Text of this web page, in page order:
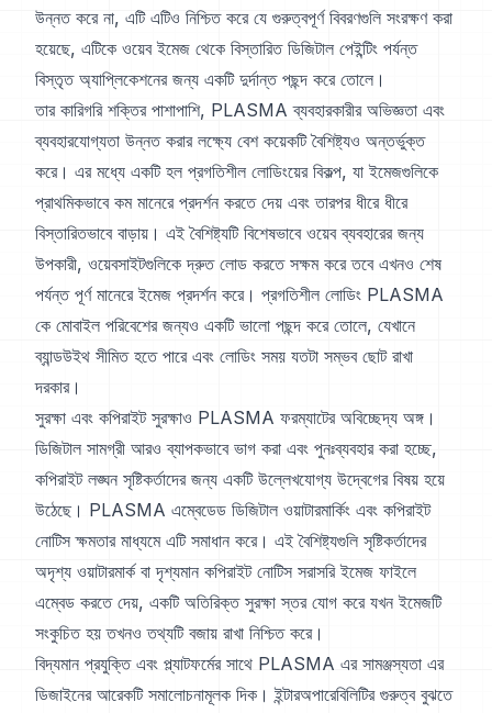
উন্নত করে না, এটি এটিও নিশ্চিত করে যে গুরুত্বপূর্ণ বিবরণগুলি সংরক্ষণ করা
হয়েছে, এটিকে ওয়েব ইমেজ থেকে বিস্তারিত ডিজিটাল পেইন্টিং পর্যন্ত
বিস্তৃত অ্যাপ্লিকেশনের জন্য একটি দুর্দান্ত পছন্দ করে তোলে।
তার কারিগরি শক্তির পাশাপাশি, PLASMA ব্যবহারকারীর অভিজ্ঞতা এবং
ব্যবহারযোগ্যতা উন্নত করার লক্ষ্যে বেশ কয়েকটি বৈশিষ্ট্যও অন্তর্ভুক্ত
করে। এর মধ্যে একটি হল প্রগতিশীল লোডিংয়ের বিকল্প, যা ইমেজগুলিকে
প্রাথমিকভাবে কম মানেরে প্রদর্শন করতে দেয় এবং তারপর ধীরে ধীরে
বিস্তারিতভাবে বাড়ায়। এই বৈশিষ্ট্যটি বিশেষভাবে ওয়েব ব্যবহারের জন্য
উপকারী, ওয়েবসাইটগুলিকে দ্রুত লোড করতে সক্ষম করে তবে এখনও শেষ
পর্যন্ত পূর্ণ মানেরে ইমেজ প্রদর্শন করে। প্রগতিশীল লোডিং PLASMA
কে মোবাইল পরিবেশের জন্যও একটি ভালো পছন্দ করে তোলে, যেখানে
ব্যান্ডউইথ সীমিত হতে পারে এবং লোডিং সময় যতটা সম্ভব ছোট রাখা
দরকার।
সুরক্ষা এবং কপিরাইট সুরক্ষাও PLASMA ফরম্যাটের অবিচ্ছেদ্য অঙ্গ।
ডিজিটাল সামগ্রী আরও ব্যাপকভাবে ভাগ করা এবং পুনঃব্যবহার করা হচ্ছে,
কপিরাইট লঙ্ঘন সৃষ্টিকর্তাদের জন্য একটি উল্লেখযোগ্য উদ্বেগের বিষয় হয়ে
উঠেছে। PLASMA এম্বেডেড ডিজিটাল ওয়াটারমার্কিং এবং কপিরাইট
নোটিস ক্ষমতার মাধ্যমে এটি সমাধান করে। এই বৈশিষ্ট্যগুলি সৃষ্টিকর্তাদের
অদৃশ্য ওয়াটারমার্ক বা দৃশ্যমান কপিরাইট নোটিস সরাসরি ইমেজ ফাইলে
এম্বেড করতে দেয়, একটি অতিরিক্ত সুরক্ষা স্তর যোগ করে যখন ইমেজটি
সংকুচিত হয় তখনও তথ্যটি বজায় রাখা নিশ্চিত করে।
বিদ্যমান প্রযুক্তি এবং প্ল্যাটফর্মের সাথে PLASMA এর সামঞ্জস্যতা এর
ডিজাইনের আরেকটি সমালোচনামূলক দিক। ইন্টারঅপারেবিলিটির গুরুত্ব বুঝতে